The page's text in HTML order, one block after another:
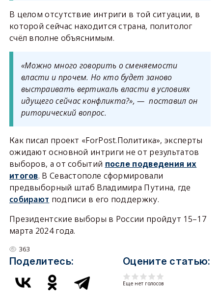
В целом отсутствие интриги в той ситуации, в
которой сейчас находится страна, политолог
счёл вполне объяснимым.
«Можно много говорить о сменяемости
власти и прочем. Но кто будет заново
выстраивать вертикаль власти в условиях
идущего сейчас конфликта?», — поставил он
риторический вопрос.
Как писал проект «ForPost.Политика», эксперты
ожидают основной интриги не от результатов
выборов, а от событий после подведения их
итогов. В Севастополе сформировали
предвыборный штаб Владимира Путина, где
собирают подписи в его поддержку.
Президентские выборы в России пройдут 15–17
марта 2024 года.
363
Поделитесь: Оцените статью:
Еще нет голосов